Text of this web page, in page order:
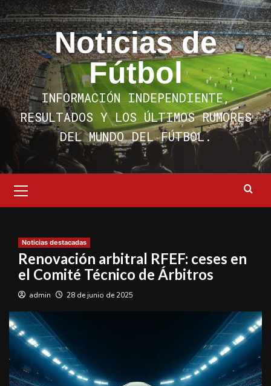
Saltar
al
contenido
Noticias de
Fútbol
INFORMACIÓN INDEPENDIENTE,
RESULTADOS Y LOS ÚLTIMOS RUMORES
DEL MUNDO DEL FÚTBOL.
primario
Noticias destacadas
Renovación arbitral RFEF: ceses en
el Comité Técnico de Árbitros
admin 28 de junio de 2025